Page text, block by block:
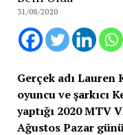
31/08/2020
Gerçek adı Lauren
oyuncu ve şarkıcı
yaptığı 2020 MTV
Ağustos Pazar